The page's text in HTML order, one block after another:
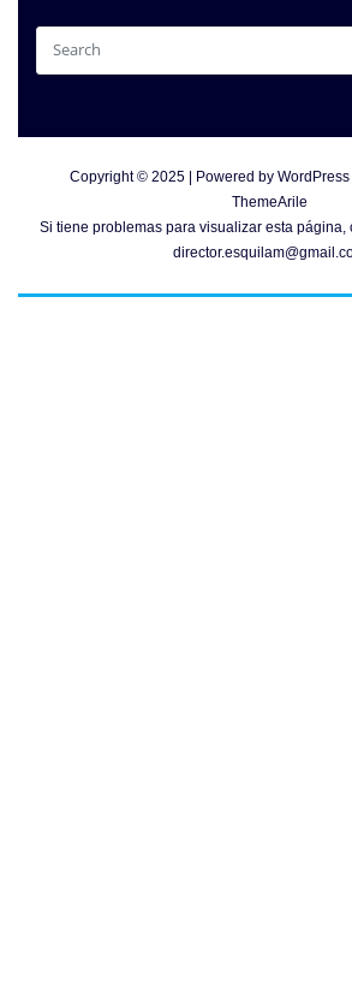
Copyright © 2025 | Powered by WordPress
ThemeArile
Si tiene problemas para visualizar esta página,